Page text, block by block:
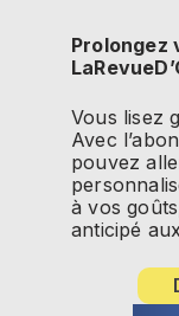
Prolongez
Vous lisez
Avec
pouvez
à vos
anticipé